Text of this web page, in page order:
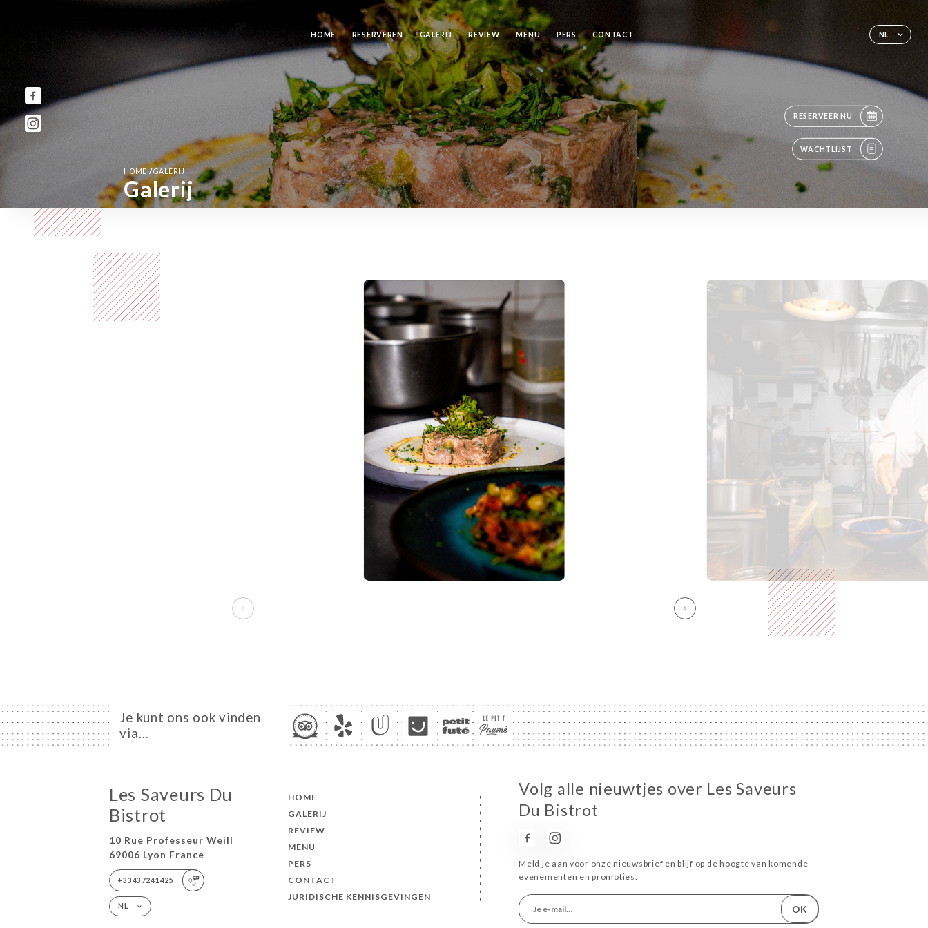
NL
HOME RESERVEREN GALERIJ REVIEW MENU PERS CONTACT
RESERVEER NU
WACHTLIJST
HOME/GALERIJ
Galerij
Je kunt ons ook vinden
via…
Les Saveurs Du
Bistrot
10 Rue Professeur Weill
69006 Lyon France
+33437241425
NL
HOME
GALERIJ
REVIEW
MENU
PERS
CONTACT
JURIDISCHE KENNISGEVINGEN
Volg alle nieuwtjes over Les Saveurs
Du Bistrot
Meld je aan voor onze nieuwsbrief en blijf op de hoogte van komende
evenementen en promoties.
OK